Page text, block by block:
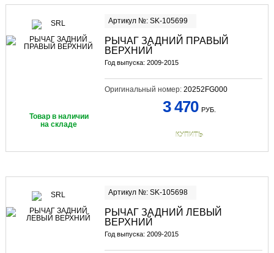
Артикул №: SK-105699
РЫЧАГ ЗАДНИЙ ПРАВЫЙ
ВЕРХНИЙ
Год выпуска: 2009-2015
Оригинальный номер: 20252FG000
Товар в наличии
на складе
3 470 РУБ.
КУПИТЬ
Артикул №: SK-105698
РЫЧАГ ЗАДНИЙ ЛЕВЫЙ
ВЕРХНИЙ
Год выпуска: 2009-2015